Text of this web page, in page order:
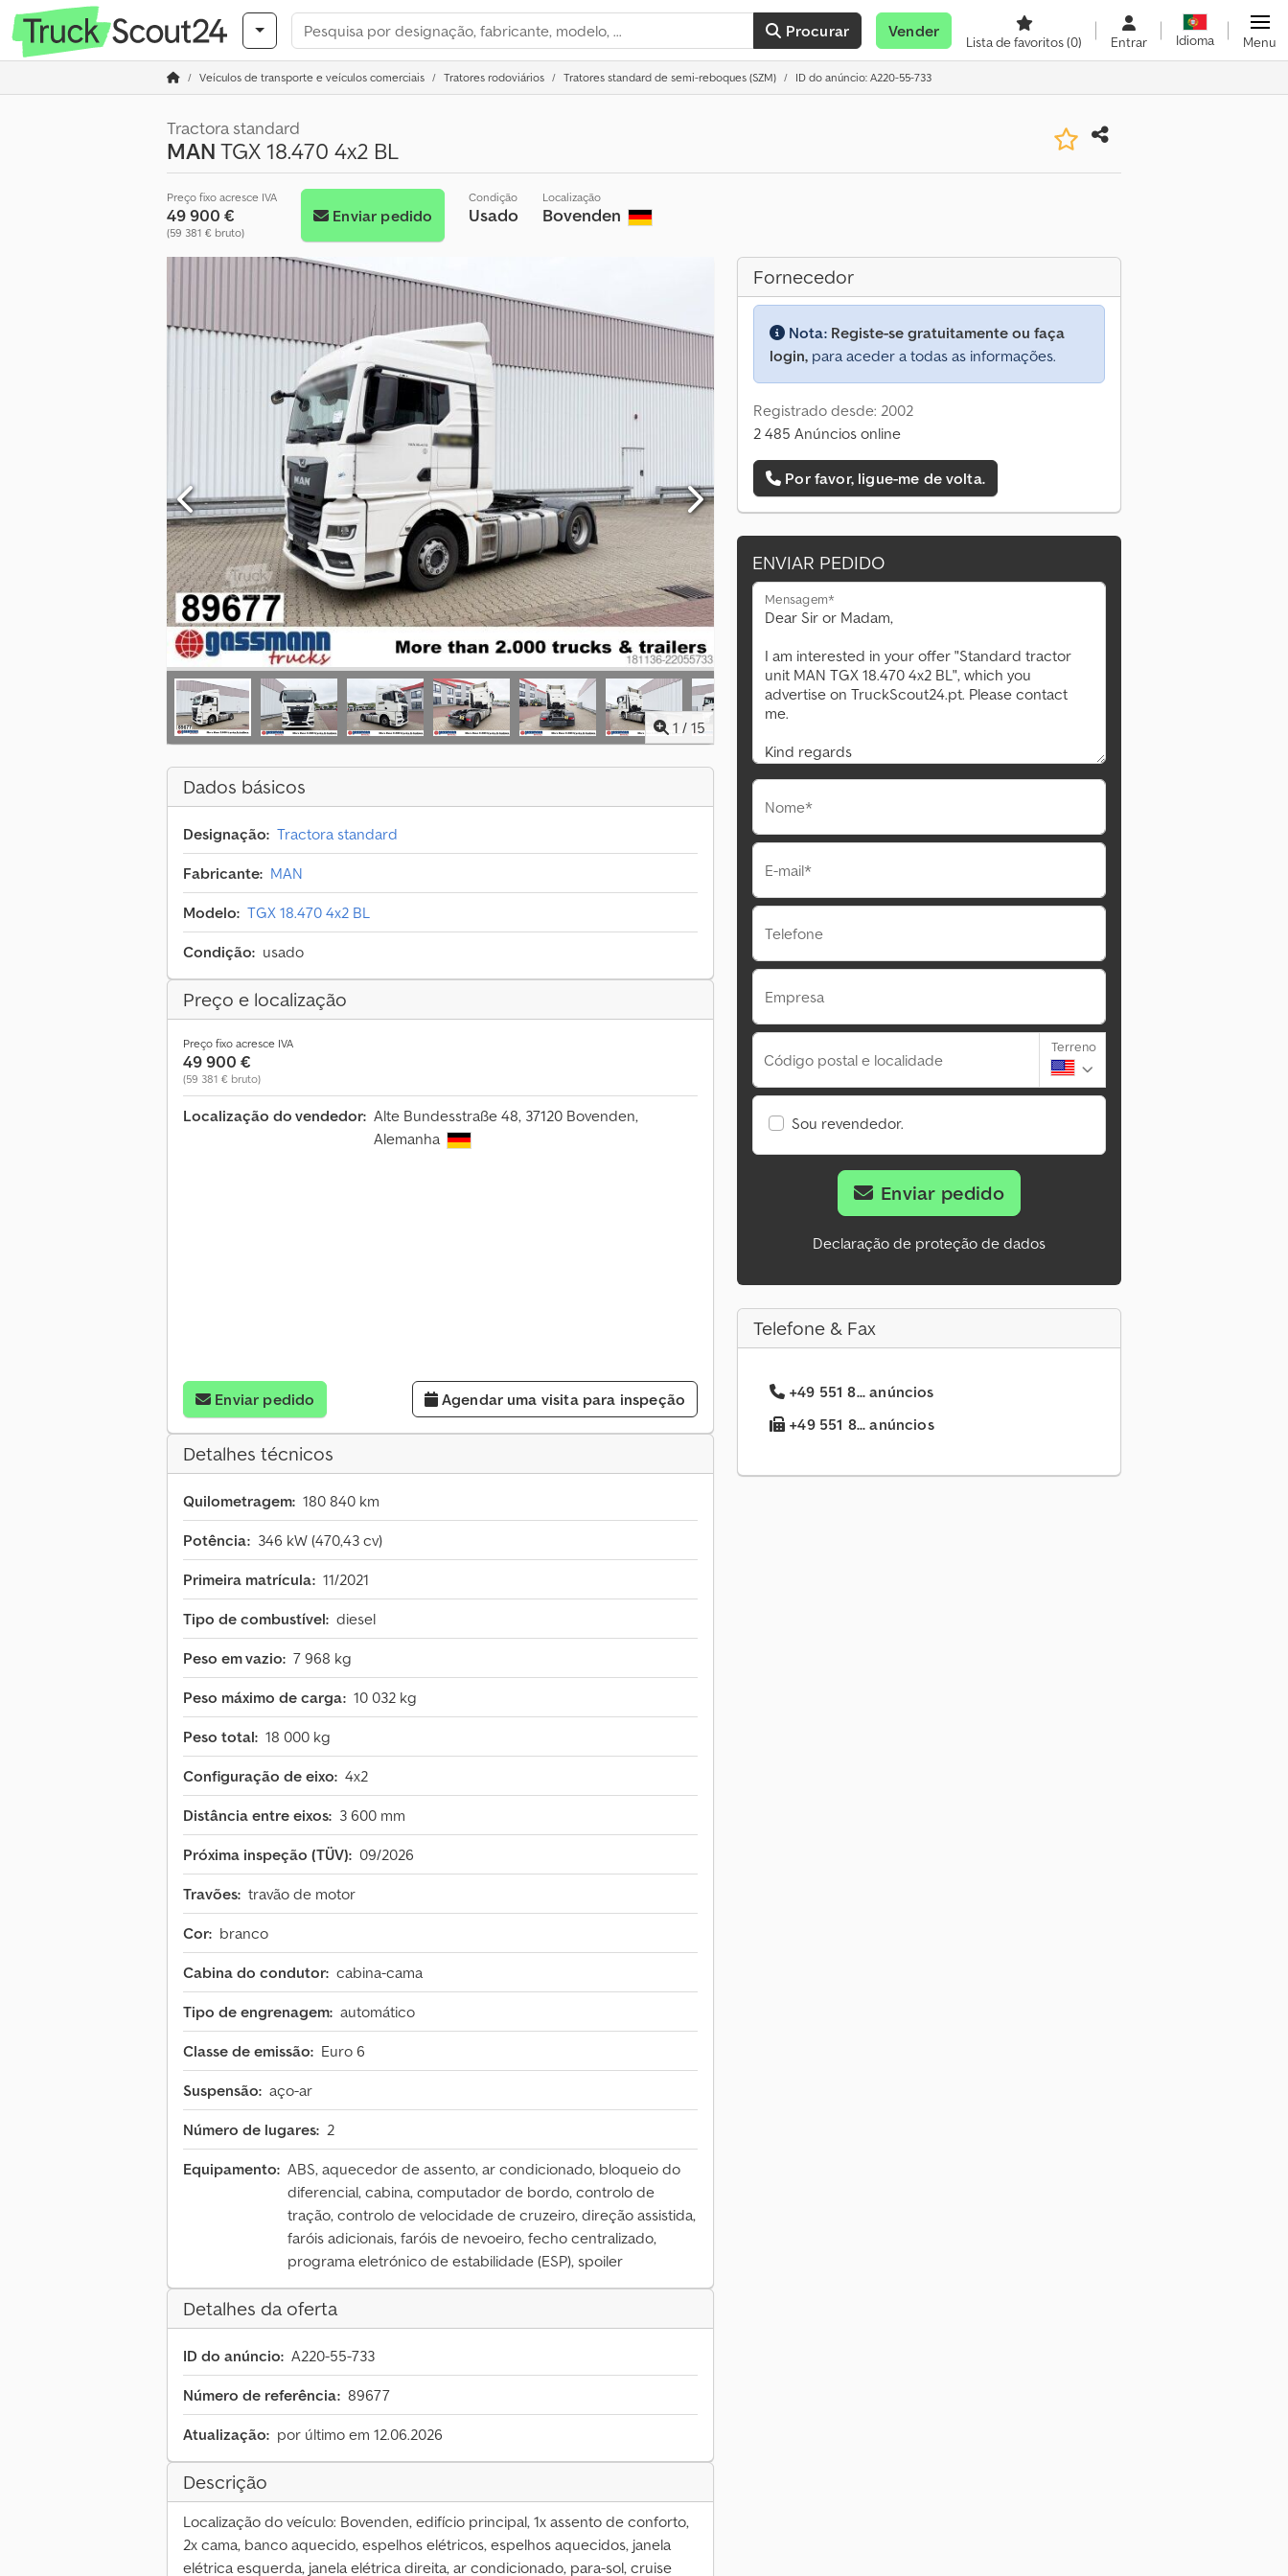
Procurar Vender
Lista de favoritos(0) Entrar Idioma Menu
Veículos de transporte e veículos comerciais Tratores rodoviários Tratores standard de semi-reboques (SZM) ID do anúncio: A220-55-733
Tractora standard
MANTGX 18.470 4x2 BL
Preço fixo acresce IVA
49 900 €
(59 381 € bruto)
Enviar pedido
Condição
Usado
Localização
Bovenden
1 / 15
Dados básicos
Designação: Tractora standard
Fabricante: MAN
Modelo: TGX 18.470 4x2 BL
Condição: usado
Preço e localização
Preço fixo acresce IVA
49 900 €
(59 381 € bruto)
Localização do vendedor: Alte Bundesstraße 48, 37120 Bovenden,
Alemanha
Enviar pedido Agendar uma visita para inspeção
Detalhes técnicos
Quilometragem: 180 840 km
Potência: 346 kW (470,43 cv)
Primeira matrícula: 11/2021
Tipo de combustível: diesel
Peso em vazio: 7 968 kg
Peso máximo de carga: 10 032 kg
Peso total: 18 000 kg
Configuração de eixo: 4x2
Distância entre eixos: 3 600 mm
Próxima inspeção (TÜV): 09/2026
Travões: travão de motor
Cor: branco
Cabina do condutor: cabina-cama
Tipo de engrenagem: automático
Classe de emissão: Euro 6
Suspensão: aço-ar
Número de lugares: 2
Equipamento: ABS, aquecedor de assento, ar condicionado, bloqueio do
diferencial, cabina, computador de bordo, controlo de
tração, controlo de velocidade de cruzeiro, direção assistida,
faróis adicionais, faróis de nevoeiro, fecho centralizado,
programa eletrónico de estabilidade (ESP), spoiler
Detalhes da oferta
ID do anúncio: A220-55-733
Número de referência: 89677
Atualização: por último em 12.06.2026
Descrição
Localização do veículo: Bovenden, edifício principal, 1x assento de conforto,
2x cama, banco aquecido, espelhos elétricos, espelhos aquecidos, janela
elétrica esquerda, janela elétrica direita, ar condicionado, para-sol, cruise
Fornecedor
Nota: Registe-se gratuitamente ou faça
login, para aceder a todas as informações.
Registrado desde: 2002
2 485 Anúncios online
Por favor, ligue-me de volta.
ENVIAR PEDIDO
Mensagem*
Nome*
E-mail*
Telefone
Empresa
Código postal e localidade
Terreno
Sou revendedor.
Enviar pedido
Declaração de proteção de dados
Telefone & Fax
+49 551 8... anúncios
+49 551 8... anúncios